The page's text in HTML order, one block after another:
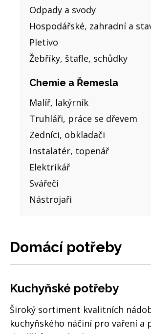
Odpady a svody
Hospodářské, zahradní a
Pletivo
Žebříky, štafle, schůdky
Chemie a Řemesla
Malíř, lakýrník
Truhláři, práce se dřevem
Zedníci, obkladači
Instalatér, topenář
Elektrikář
Svářeči
Nástrojaři
Domácí potřeby
Kuchyňské potřeby
Široký sortiment kvalitních
kuchyňského náčiní pro vaření a